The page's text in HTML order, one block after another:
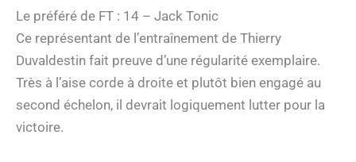
Le préféré de FT : 14 – Jack Tonic
Ce représentant de l’entraînement de Thierry
Duvaldestin fait preuve d’une régularité exemplaire.
Très à l’aise corde à droite et plutôt bien engagé au
second échelon, il devrait logiquement lutter pour la
victoire.